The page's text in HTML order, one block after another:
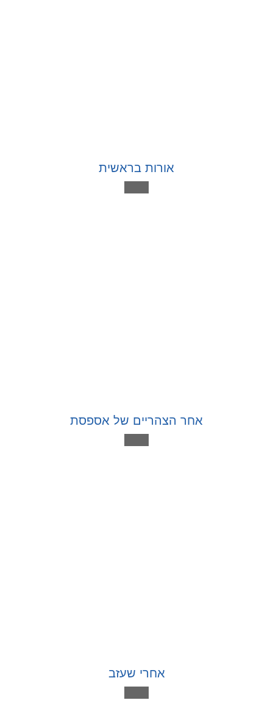
אורות בראשית
אחר הצהריים של אספסת
אחרי שעזב